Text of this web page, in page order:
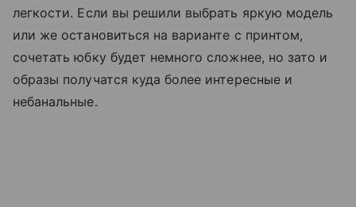
легкости. Если вы решили выбрать яркую модель
или же остановиться на варианте с принтом,
сочетать юбку будет немного сложнее, но зато и
образы получатся куда более интересные и
небанальные.